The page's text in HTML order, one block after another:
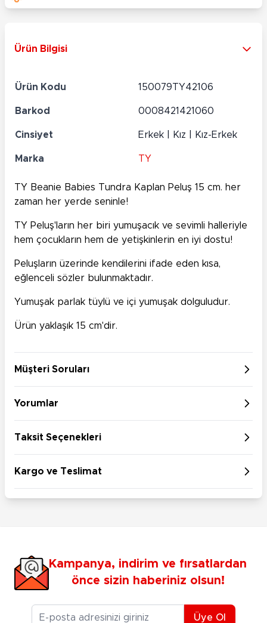
Ürün Bilgisi
Ürün Kodu 150079TY42106
Barkod 0008421421060
Cinsiyet Erkek | Kız | Kız-Erkek
Marka TY
TY Beanie Babies Tundra Kaplan Peluş 15 cm. her
zaman her yerde seninle!
TY Peluş'ların her biri yumuşacık ve sevimli halleriyle
hem çocukların hem de yetişkinlerin en iyi dostu!
Peluşların üzerinde kendilerini ifade eden kısa,
eğlenceli sözler bulunmaktadır.
Yumuşak parlak tüylü ve içi yumuşak dolguludur.
Ürün yaklaşık 15 cm'dir.
Müşteri Soruları
Yorumlar
Taksit Seçenekleri
Kargo ve Teslimat
Kampanya, indirim ve fırsatlardan
önce sizin haberiniz olsun!
E-posta Adresiniz
Üye Ol